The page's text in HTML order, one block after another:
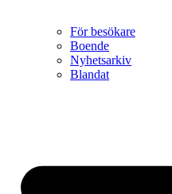
För besökare
Boende
Nyhetsarkiv
Blandat